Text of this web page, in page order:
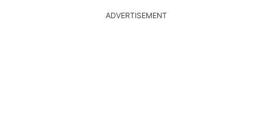
ADVERTISEMENT